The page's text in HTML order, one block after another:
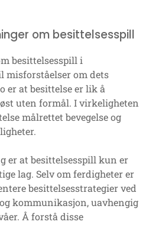
om besittelsesspill
besittelsesspill i
om dets
er at besittelse er lik å
uten formål. I virkeligheten
målrettet bevegelse og
er at besittelsesspill kun er
lag. Selv om ferdigheter er
besittelsesstrategier ved
kommunikasjon, uavhengig
Å forstå disse